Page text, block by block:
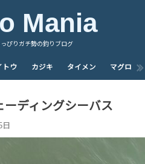
Mania
ぴりガチ勢の釣りブログ
トウ カジキ タイメン マグロ
ディングシーバス